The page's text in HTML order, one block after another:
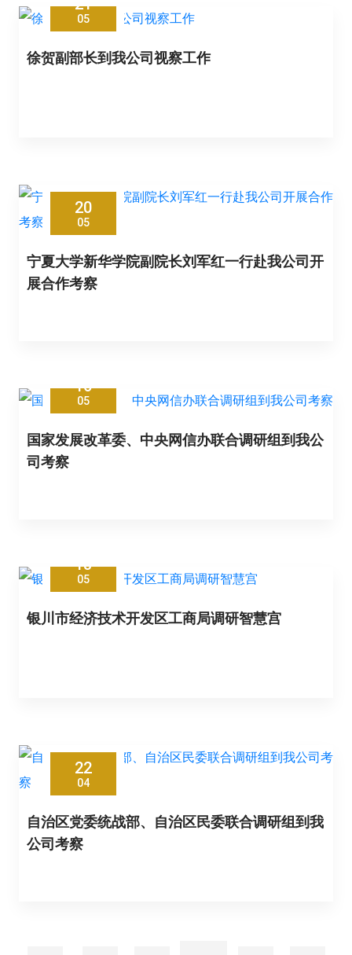
21
05
徐贺副部长到我公司视察工作
20
05
宁夏大学新华学院副院长刘军红一行赴我公司开
展合作考察
16
05
国家发展改革委、中央网信办联合调研组到我公
司考察
13
05
银川市经济技术开发区工商局调研智慧宫
22
04
自治区党委统战部、自治区民委联合调研组到我
公司考察